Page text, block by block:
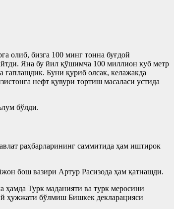
олиб, бизга 100 минг тонна буғдой
Яна бу йил қўшимча 100 миллион куб метр
Буни қуриб олсак, келажакда
нефт қувури тортиш масаласи устида
бўлди.
раҳбарларининг саммитида ҳам иштирок
бош вазири Артур Расизода ҳам қатнашди.
Турк маданияти ва турк меросини
ҳужжати бўлмиш Бишкек декларацияси